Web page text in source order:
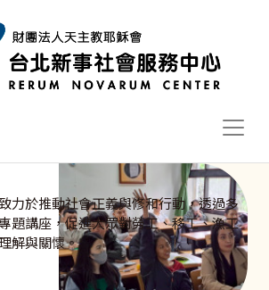
力於推動社會正義與修和行動，透過多
題講座，促進大眾對勞工、移工、漁工
解與關懷。